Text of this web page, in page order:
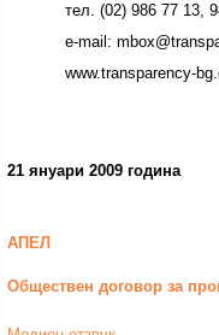
тел. (02) 986 77 13,
е-mail:
www.transparency-
21 януари 2009 година
АПЕЛ
Обществен договор за